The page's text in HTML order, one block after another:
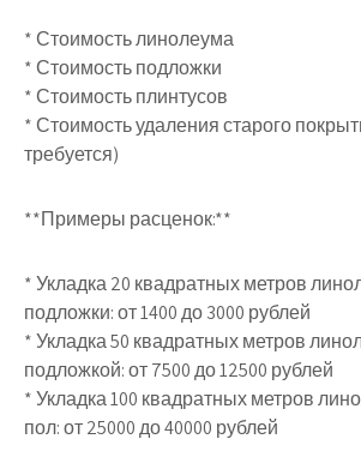
* Стоимость линолеума
* Стоимость подложки
* Стоимость плинтусов
* Стоимость удаления старого
требуется)
**Примеры расценок:**
* Укладка 20 квадратных метров
подложки: от 1400 до 3000 рублей
* Укладка 50 квадратных метров
подложкой: от 7500 до 12500 рублей
* Укладка 100 квадратных метров
пол: от 25000 до 40000 рублей